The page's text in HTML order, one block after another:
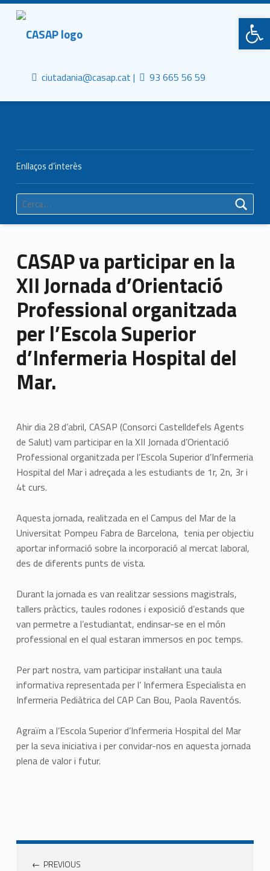
Obre la barra d'eines
ciutadania@casap.cat |
93 665 56 59
Header info sidebar
Enllaços d’interès
Cerca:
CASAP va participar en la
XII Jornada d’Orientació
Professional organitzada
per l’Escola Superior
d’Infermeria Hospital del
Mar.
Ahir dia 28 d’abril, CASAP (Consorci Castelldefels Agents
de Salut) vam participar en la XII Jornada d’Orientació
Professional organitzada per l’Escola Superior d’Infermeria
Hospital del Mar i adreçada a les estudiants de 1r, 2n, 3r i
4t curs.
Aquesta jornada, realitzada en el Campus del Mar de la
Universitat Pompeu Fabra de Barcelona, tenia per objectiu
aportar informació sobre la incorporació al mercat laboral,
des de diferents punts de vista.
Durant la jornada es van realitzar sessions magistrals,
tallers pràctics, taules rodones i exposició d’estands que
van permetre a l’estudiantat, endinsar-se en el món
professional en el qual estaran immersos en poc temps.
Per part nostra, vam participar instal·lant una taula
informativa representada per l’ Infermera Especialista en
Infermeria Pediàtrica del CAP Can Bou, Paola Raventós.
Agraïm a l’Escola Superior d’Infermeria Hospital del Mar
per la seva iniciativa i per convidar-nos en aquesta jornada
plena de valor i futur.
Navegació d'entrades
PREVIOUS